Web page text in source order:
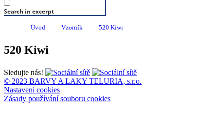
Search in excerpt
Úvod Vzorník 520 Kiwi
520 Kiwi
Sledujte nás!
© 2023 BARVY A LAKY TELURIA, s.r.o.
Nastavení cookies
Zásady používání souboru cookies